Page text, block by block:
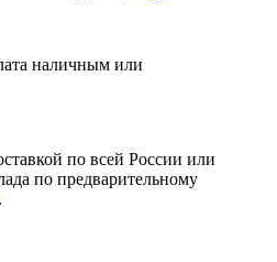
наличным или
по всей России или
по предварительному
.